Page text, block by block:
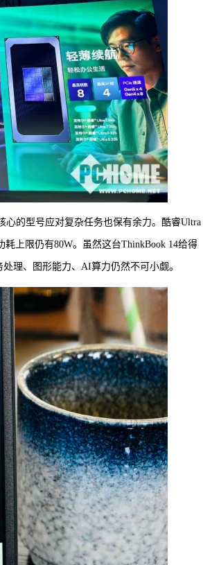
心的型号应对复杂任务也保有余力。酷睿Ultra
上限仍有80W。虽然这台ThinkBook 14给得
理、图形能力、AI算力仍然不可小觑。